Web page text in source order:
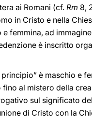
ai Romani (cf. Rm 8,
in Cristo e nella
e femmina, ad
è inscritto
principio” è maschio e
al mistero della
sul significato
di Cristo con la